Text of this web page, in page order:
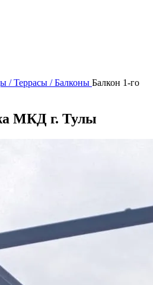
/ Террасы / Балконы Балкон 1-го
МКД г. Тулы